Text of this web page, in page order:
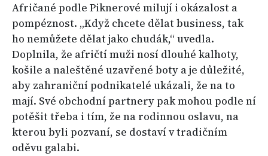
Afričané podle Piknerové milují i okázalost a
pompéznost. „Když chcete dělat business, tak
ho nemůžete dělat jako chudák,“ uvedla.
Doplnila, že afričtí muži nosí dlouhé kalhoty,
košile a naleštěné uzavřené boty a je důležité,
aby zahraniční podnikatelé ukázali, že na to
mají. Své obchodní partnery pak mohou podle ní
potěšit třeba i tím, že na rodinnou oslavu, na
kterou byli pozvaní, se dostaví v tradičním
oděvu galabi.